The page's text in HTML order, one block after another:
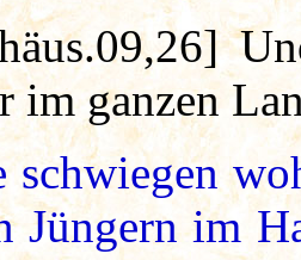
im ganzen
schwiegen
Jüngern im